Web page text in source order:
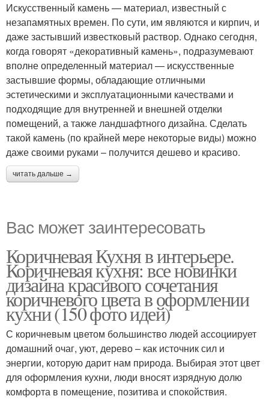
Искусственный камень — материал, известный с
незапамятных времен. По сути, им являются и кирпич, и
даже застывший известковый раствор. Однако сегодня,
когда говорят «декоративный камень», подразумевают
вполне определенный материал — искусственные
застывшие формы, обладающие отличными
эстетическими и эксплуатационными качествами и
подходящие для внутренней и внешней отделки
помещений, а также ландшафтного дизайна. Сделать
такой камень (по крайней мере некоторые виды) можно
даже своими руками – получится дешево и красиво.
читать дальше →
Вас может заинтересовать
Коричневая Кухня в интерьере.
Коричневая кухня: все новинки
дизайна красивого сочетания
коричневого цвета в оформлении
кухни (150 фото идей)
С коричневым цветом большинство людей ассоциирует
домашний очаг, уют, дерево – как источник сил и
энергии, которую дарит нам природа. Выбирая этот цвет
для оформления кухни, люди вносят изрядную долю
комфорта в помещение, позитива и спокойствия.